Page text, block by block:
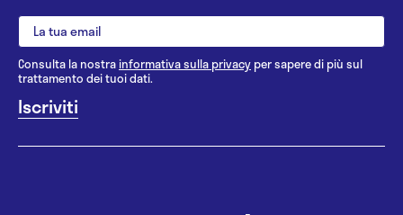
Consulta la nostrainformativa sulla privacy per sapere di più sul
trattamento dei tuoi dati.